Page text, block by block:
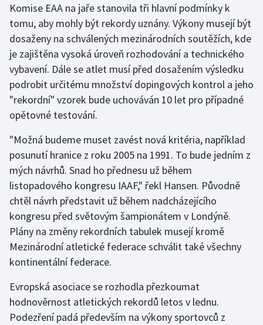
Judo
Krasobruslení
Lezení
Lyže a snowboard
Moderní pětiboj
Motorsport
Olympijské hry
Parasport
Plavání
Plážový volejbal
Ragby
Rychlobruslení
Komise EAA na jaře stanovila tři hlavní podmínky k
tomu, aby mohly být rekordy uznány. Výkony musejí být
dosaženy na schválených mezinárodních soutěžích, kde
je zajištěna vysoká úroveň rozhodování a technického
vybavení. Dále se atlet musí před dosažením výsledku
podrobit určitému množství dopingových kontrol a jeho
"rekordní" vzorek bude uchováván 10 let pro případné
opětovné testování.
"Možná budeme muset zavést nová kritéria, například
posunutí hranice z roku 2005 na 1991. To bude jedním z
mých návrhů. Snad ho přednesu už během
listopadového kongresu IAAF," řekl Hansen. Původně
chtěl návrh představit už během nadcházejícího
kongresu před světovým šampionátem v Londýně.
Plány na změny rekordních tabulek musejí kromě
Mezinárodní atletické federace schválit také všechny
kontinentální federace.
Evropská asociace se rozhodla přezkoumat
hodnověrnost atletických rekordů letos v lednu.
Podezření padá především na výkony sportovců z